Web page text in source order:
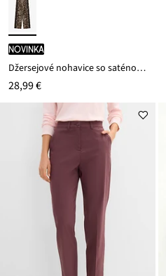
novinka
Džersejové nohavice so saténovou stuhou
28,99 €